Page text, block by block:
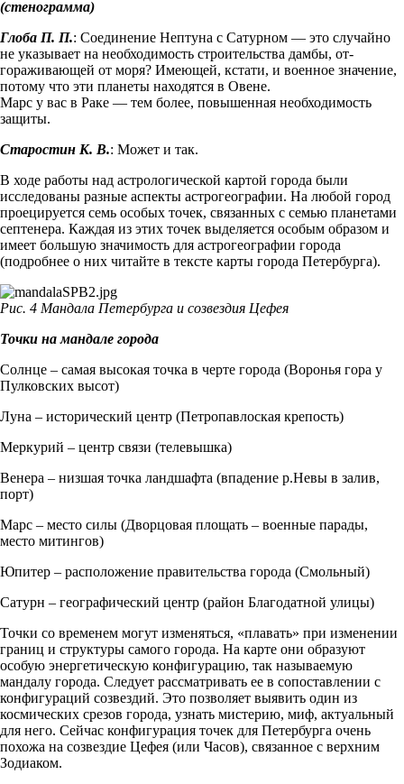
(стенограмма)
Глоба П. П.: Соединение Нептуна с Сатурном — это случайно
не указывает на необходимость строительства дамбы, от­
гораживающей от моря? Имеющей, кстати, и военное значение,
потому что эти планеты находятся в Овене.
Марс у вас в Раке — тем более, повышенная необходимость
защиты.
Старостин К. В.: Может и так.
В ходе работы над астрологической картой города были
исследованы разные аспекты астрогеографии. На любой город
проецируется семь особых точек, связанных с семью планетами
септенера. Каждая из этих точек выделяется особым образом и
имеет большую значимость для астрогеографии города
(подробнее о них читайте в тексте карты города Петербурга).
Рис. 4 Мандала Петербурга и созвездия Цефея
Точки на мандале города
Солнце – самая высокая точка в черте города (Воронья гора у
Пулковских высот)
Луна – исторический центр (Петропавлоская крепость)
Меркурий – центр связи (телевышка)
Венера – низшая точка ландшафта (впадение р.Невы в залив,
порт)
Марс – место силы (Дворцовая площать – военные парады,
место митингов)
Юпитер – расположение правительства города (Смольный)
Сатурн – географический центр (район Благодатной улицы)
Точки со временем могут изменяться, «плавать» при изменении
границ и структуры самого города. На карте они образуют
особую энергетическую конфигурацию, так называемую
мандалу города. Следует рассматривать ее в сопоставлении с
конфигураций созвездий. Это позволяет выявить один из
космических срезов города, узнать мистерию, миф, актуальный
для него. Сейчас конфигурация точек для Петербурга очень
похожа на созвездие Цефея (или Часов), связанное с верхним
Зодиаком.